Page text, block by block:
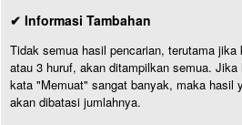
✔ Informasi Tambahan
Tidak semua hasil pencarian, terutama
atau 3 huruf, akan ditampilkan semua.
kata "Memuat" sangat banyak, maka hasil
akan dibatasi jumlahnya.